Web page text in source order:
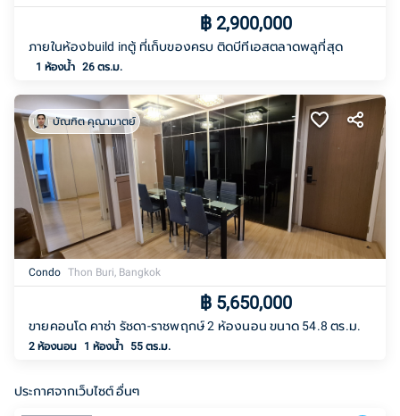
฿ 2,900,000
ภายในห้องbuild inตู้ ที่เก็บของครบ ติดบีทีเอสตลาดพลูที่สุด
1 ห้องน้ำ 26 ตร.ม.
บัณฑิต คุณามาตย์
Condo Thon Buri, Bangkok
฿ 5,650,000
ขายคอนโด คาซ่า รัชดา-ราชพฤกษ์ 2 ห้องนอน ขนาด 54.8 ตร.ม.
2 ห้องนอน 1 ห้องน้ำ 55 ตร.ม.
ประกาศจากเว็บไซต์ อื่นๆ